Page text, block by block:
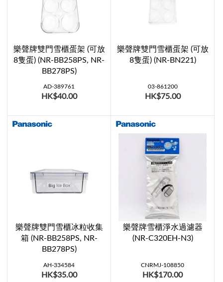
樂聲牌雙門雪櫃蛋架 (可放
8隻蛋) (NR-BB258PS, NR-
BB278PS)
AD-389761
HK$40.00
樂聲牌雙門雪櫃蛋架 (可放
8隻蛋) (NR-BN221)
03-861200
HK$75.00
樂聲牌雙門雪櫃冰粒收集
箱 (NR-BB258PS, NR-
BB278PS)
AH-334584
HK$35.00
樂聲牌雪櫃淨水過濾器
(NR-C320EH-N3)
CNRMJ-108850
HK$170.00